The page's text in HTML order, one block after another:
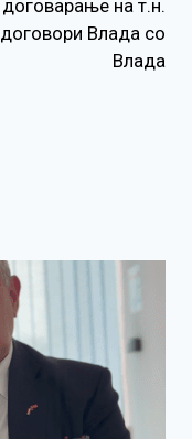
договарање на т.н.
договори Влада со
Влада